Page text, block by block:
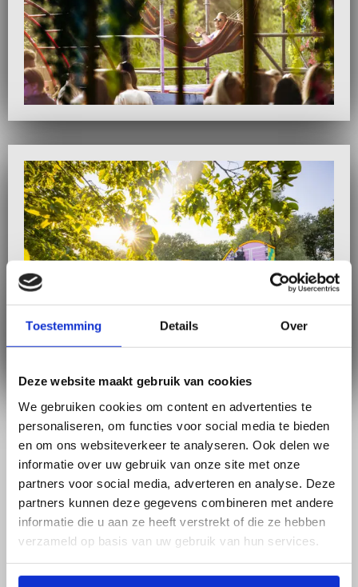
Toestemming Details Over
Deze website maakt gebruik van cookies
We gebruiken cookies om content en advertenties te
personaliseren, om functies voor social media te bieden
en om ons websiteverkeer te analyseren. Ook delen we
informatie over uw gebruik van onze site met onze
partners voor social media, adverteren en analyse. Deze
partners kunnen deze gegevens combineren met andere
informatie die u aan ze heeft verstrekt of die ze hebben
verzameld op basis van uw gebruik van hun services.
Foto's
foto's
Video's
Lees
meer
over
Bekijk
video's
Stay Updated